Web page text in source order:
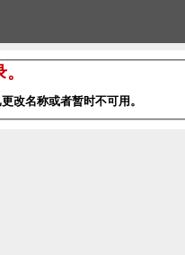
改名称或者暂时不可用。